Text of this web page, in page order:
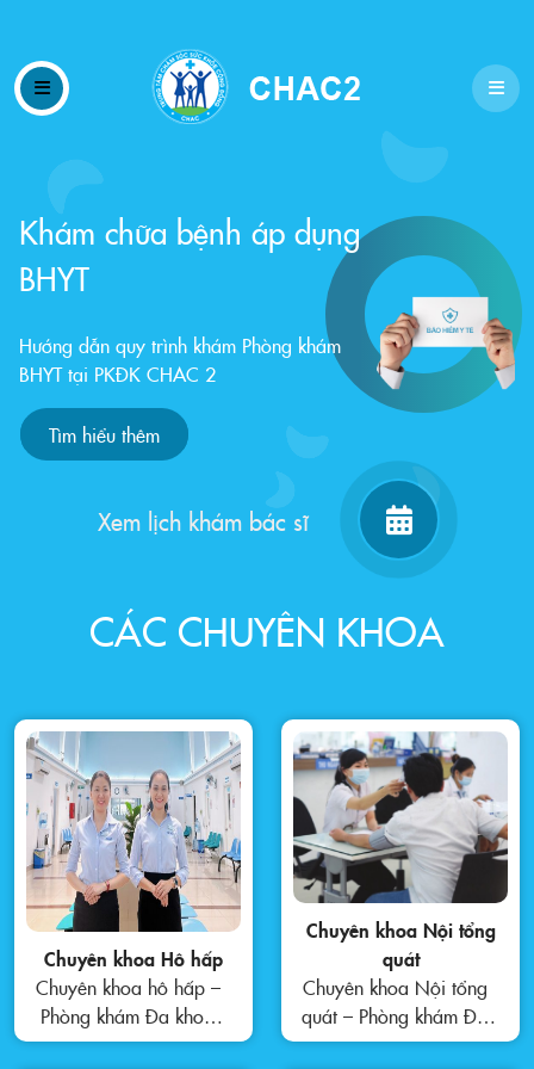
Khám chữa bệnh áp dụng
BHYT
Hướng dẫn quy trình khám Phòng khám
BHYT tại PKĐK CHAC 2
Tìm hiểu thêm
Xem lịch khám bác sĩ
CÁC CHUYÊN KHOA
Chuyên khoa Hô hấp
Chuyên khoa hô hấp –
Phòng khám Đa khoa
CHAC 2 Chuyên khoa
Chuyên khoa Nội tổng
quát
Chuyên khoa Nội tổng
quát – Phòng khám Đa
khoa CHAC 2 Chuyên